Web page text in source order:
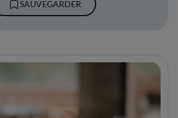
SAUVEGARDER